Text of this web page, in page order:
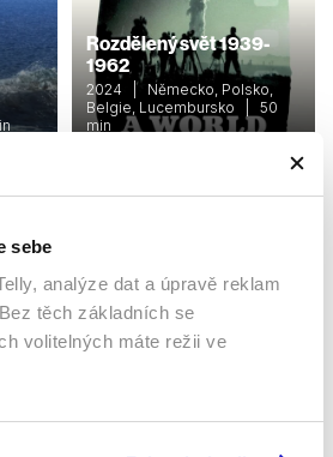
sebe
analýze dat a úpravě reklam
těch základních se
volitelných máte režii ve
Rozdělený svět 1939-
1962
2024 | Německo, Polsko,
Belgie, Lucembursko | 50
min
až na 6 zařízeních
a to až na 6 zařízeních.